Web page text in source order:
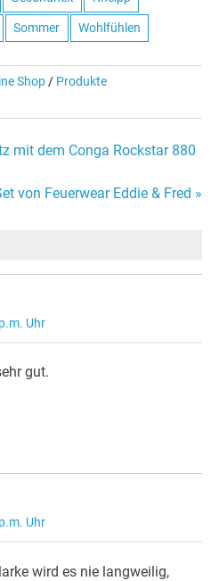
Sommer Wohlfühlen
Shop / Produkte
mit dem Conga Rockstar 880
von Feuerwear Eddie & Fred »
Uhr
gut.
Uhr
wird es nie langweilig,